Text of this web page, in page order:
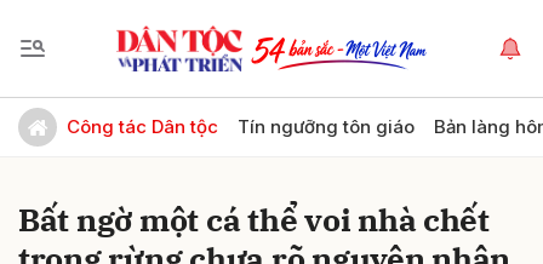
Công tác Dân tộc Tín ngưỡng tôn giáo Bản làng
Bất ngờ một cá thể voi nhà chết
Gửi bình luận